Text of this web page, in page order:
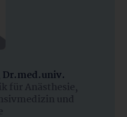
Dr.med.univ.
für Anästhesie,
und